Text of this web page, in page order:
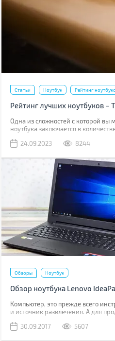
Статьи Ноутбук Рейтинг
Рейтинг лучших ноутбуков –
Одна из сложностей с которой вы
ноутбука заключается в
интересовались изменениями в
24.09.2023 8244
Обзоры Ноутбук
Обзор ноутбука Lenovo
Компьютер, это прежде всего
и источник развлечения. А для
офисе, так и в командировке или
30.09.2017 5607